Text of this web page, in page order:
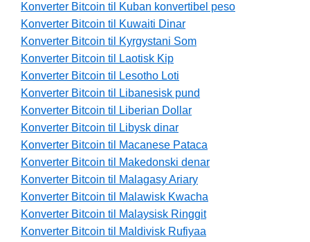
Konverter Bitcoin til Kuban konvertibel peso
Konverter Bitcoin til Kuwaiti Dinar
Konverter Bitcoin til Kyrgystani Som
Konverter Bitcoin til Laotisk Kip
Konverter Bitcoin til Lesotho Loti
Konverter Bitcoin til Libanesisk pund
Konverter Bitcoin til Liberian Dollar
Konverter Bitcoin til Libysk dinar
Konverter Bitcoin til Macanese Pataca
Konverter Bitcoin til Makedonski denar
Konverter Bitcoin til Malagasy Ariary
Konverter Bitcoin til Malawisk Kwacha
Konverter Bitcoin til Malaysisk Ringgit
Konverter Bitcoin til Maldivisk Rufiyaa